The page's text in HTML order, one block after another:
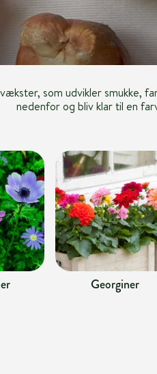
som udvikler smukke,
nedenfor og bliv klar til en
Georginer